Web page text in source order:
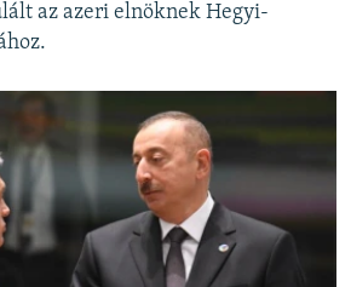
az azeri elnöknek Hegyi-